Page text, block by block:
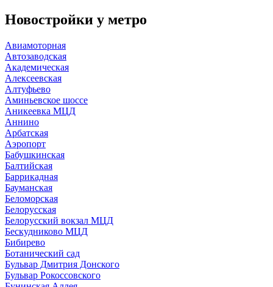
Новостройки у метро
Авиамоторная
Автозаводская
Академическая
Алексеевская
Алтуфьево
Аминьевское шоссе
Аникеевка МЦД
Аннино
Арбатская
Аэропорт
Бабушкинская
Балтийская
Баррикадная
Бауманская
Беломорская
Белорусская
Белорусский вокзал МЦД
Бескудниково МЦД
Бибирево
Ботанический сад
Бульвар Дмитрия Донского
Бульвар Рокоссовского